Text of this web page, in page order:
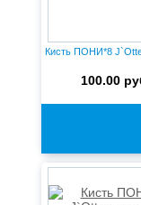
Кисть ПОНИ*8
100.00